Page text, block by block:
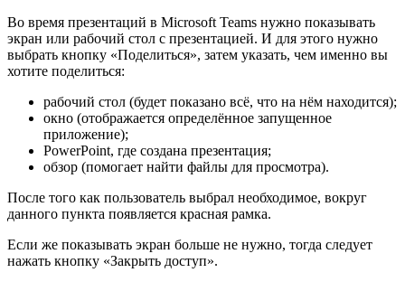
Во время презентаций в Microsoft Teams нужно показывать
экран или рабочий стол с презентацией. И для этого нужно
выбрать кнопку «Поделиться», затем указать, чем именно вы
хотите поделиться:
рабочий стол (будет показано всё, что на нём находится);
окно (отображается определённое запущенное
приложение);
PowerPoint, где создана презентация;
обзор (помогает найти файлы для просмотра).
После того как пользователь выбрал необходимое, вокруг
данного пункта появляется красная рамка.
Если же показывать экран больше не нужно, тогда следует
нажать кнопку «Закрыть доступ».